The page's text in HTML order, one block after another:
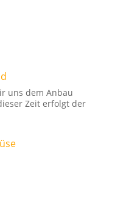
uns dem Anbau
Zeit erfolgt der